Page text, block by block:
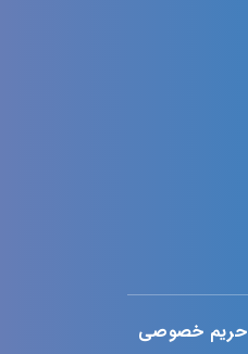
حریم خصوصی